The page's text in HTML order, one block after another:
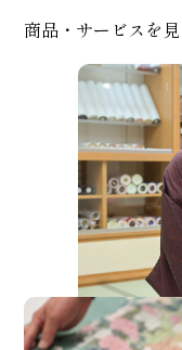
商品・サービスを